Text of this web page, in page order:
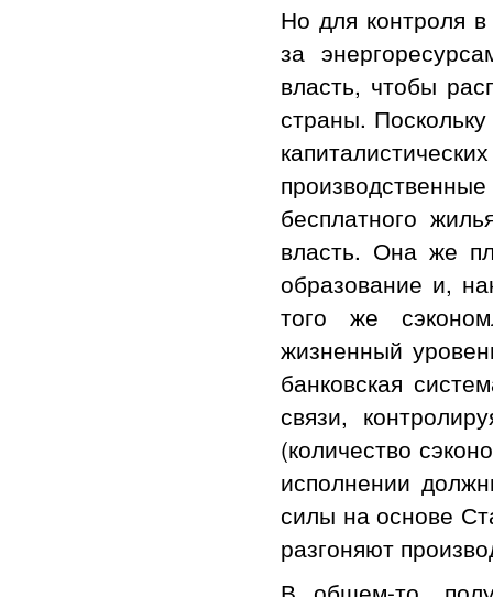
Но для контроля
за
власть, чтобы
страны.
бесплатного
власть. Она же
образование и,
того же
жизненный
банковская
связи,
(количество
исполнении
силы на основе
разгоняют